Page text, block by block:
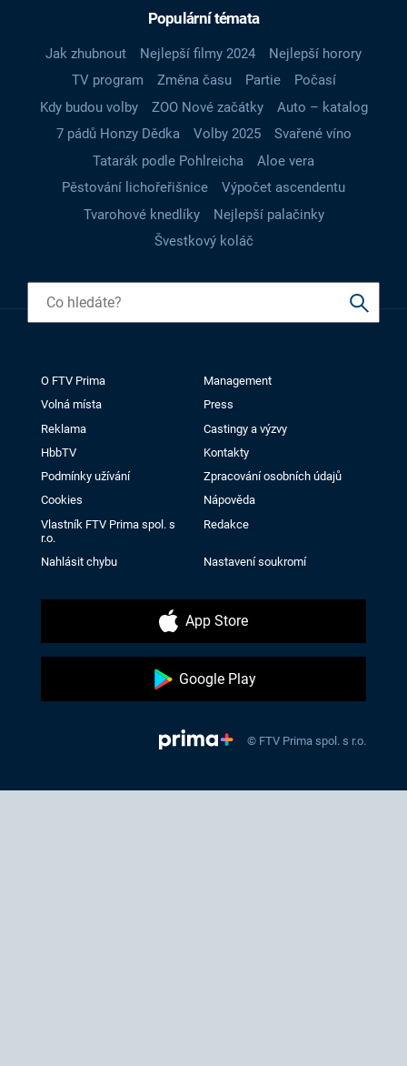
Populární témata
Jak zhubnout Nejlepší filmy 2024
Nejlepší horory
TV program
Změna času Partie
Počasí
Kdy budou volby
ZOO Nové začátky
Auto – katalog
7 pádů Honzy Dědka
Volby 2025
Svařené víno
Tatarák podle Pohlreicha
Aloe vera
Pěstování lichořeřišnice
Výpočet ascendentu
Tvarohové knedlíky
Nejlepší palačinky
Švestkový koláč
O FTV Prima
Management
Volná místa
Press
Reklama
Castingy a výzvy
HbbTV
Kontakty
Podmínky užívání
Zpracování osobních údajů
Cookies
Nápověda
Vlastník FTV Prima spol. s
r.o.
Redakce
Nahlásit chybu Nastavení soukromí
App Store
Google Play
© FTV Prima spol. s r.o.